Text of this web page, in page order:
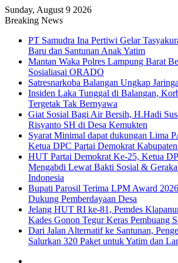
Sunday, August 9 2026
Breaking News
PT Samudra Ina Pertiwi Gelar
Baru dan Santunan Anak Yatim
Mantan Waka Polres Lampung Barat
Sosialiasai ORADO
Satresnarkoba Balangan Ungkap
Insiden Laka Tunggal di Balangan,
Tergetak Tak Bernyawa
Giat Sosial Bagi Air Bersih, H.Hadi
Risyanto SH di Desa Kemukten
Syarat Minimal dapat dukungan Lima
Ketua DPC Partai Demokrat
HUT Partai Demokrat Ke-25, Ketua
Mengabdi Lewat Bakti Sosial &
Indonesia
Bupati Parosil Terima LPM Award
Dukung Pemberdayaan Desa
Jelang HUT RI ke-81, Pemdes
Kades Gonon Tegur Keras Pembuang
Dari Jalan Alternatif ke Santunan,
Salurkan 320 Paket untuk Yatim dan